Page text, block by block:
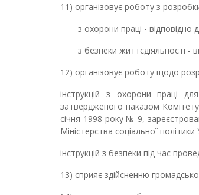
11) організовує роботу з
з охорони праці -
з безпеки життєдіяльності -
12) організовує роботу щодо
інструкцій з охорони праці
затвердженого наказом Комітету
січня 1998 року № 9,
Міністерства соціальної
інструкцій з безпеки під час
13) сприяє здійсненню